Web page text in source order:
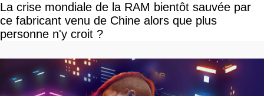
La crise mondiale de la RAM bientôt sauvée par
ce fabricant venu de Chine alors que plus
personne n'y croit ?